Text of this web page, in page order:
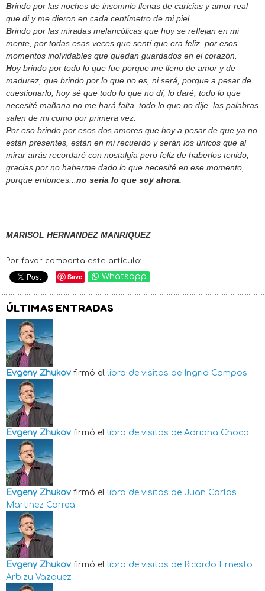
Brindo por las noches de insomnio llenas de caricias y amor real
que di y me dieron en cada centímetro de mi piel.
Brindo por las miradas melancólicas que hoy se reflejan en mi
mente, por todas esas veces que sentí que era feliz, por esos
momentos inolvidables que quedan guardados en el corazón.
Hoy brindo por todo lo que fue porque me lleno de amor y de
madurez, que brindo por lo que no es, ni será, porque a pesar de
cuestionarlo, hoy sé que todo lo que no dí, lo daré, todo lo que
necesité mañana no me hará falta, todo lo que no dije, las palabras
salen de mi como por primera vez.
Por eso brindo por esos dos amores que hoy a pesar de que ya no
están presentes, están en mi recuerdo y serán los únicos que al
mirar atrás recordaré con nostalgia pero feliz de haberlos tenido,
gracias por no haberme dado lo que necesité en ese momento,
porque entonces... no sería lo que soy ahora.
MARISOL HERNANDEZ MANRIQUEZ
Por favor comparta este artículo:
Save Whatsapp
ÚLTIMAS ENTRADAS
Evgeny Zhukov firmó el libro de visitas de Ingrid Campos
Evgeny Zhukov firmó el libro de visitas de Adriana Choca
Evgeny Zhukov firmó el libro de visitas de Juan Carlos
Martinez Correa
Evgeny Zhukov firmó el libro de visitas de Ricardo Ernesto
Arbizu Vazquez